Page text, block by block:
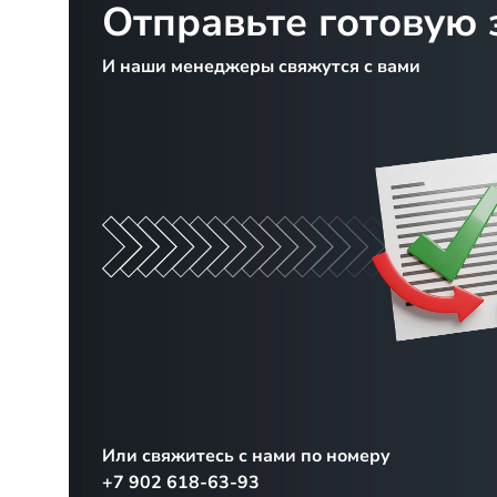
Отправьте готовую
И наши менеджеры свяжутся с вами
Или свяжитесь с нами по номеру